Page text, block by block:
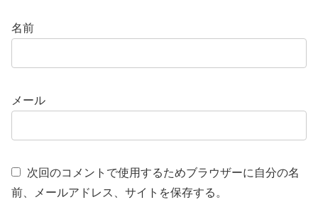
名前
メール
次回のコメントで使用するためブラウザーに自分の名
前、メールアドレス、サイトを保存する。